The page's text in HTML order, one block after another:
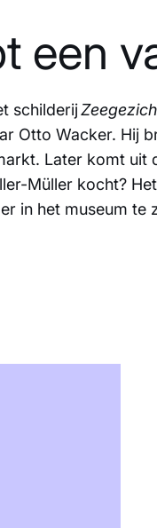
een
schilderij
Otto Wacker. Hij
Later komt uit
Müller kocht?
in het museum te